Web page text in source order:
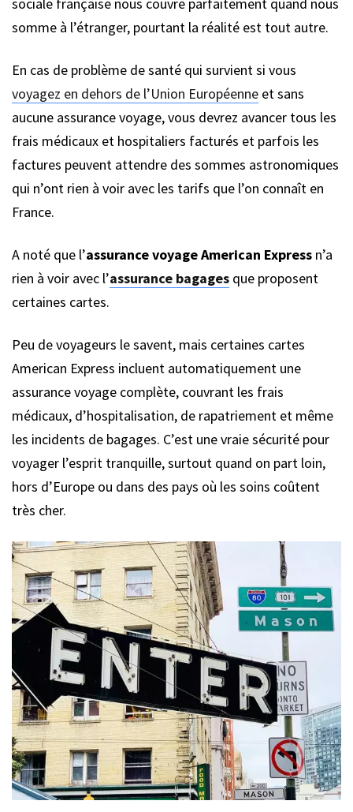
somme à l’étranger, pourtant la réalité est tout autre.
En cas de problème de santé qui survient si vous
voyagez en dehors de l’Union Européenne et sans
aucune assurance voyage, vous devrez avancer tous les
frais médicaux et hospitaliers facturés et parfois les
factures peuvent attendre des sommes astronomiques
qui n’ont rien à voir avec les tarifs que l’on connaît en
France.
A noté que l’assurance voyage American Express n’a
rien à voir avec l’assurance bagages que proposent
certaines cartes.
Peu de voyageurs le savent, mais certaines cartes
American Express incluent automatiquement une
assurance voyage complète, couvrant les frais
médicaux, d’hospitalisation, de rapatriement et même
les incidents de bagages. C’est une vraie sécurité pour
voyager l’esprit tranquille, surtout quand on part loin,
hors d’Europe ou dans des pays où les soins coûtent
très cher.